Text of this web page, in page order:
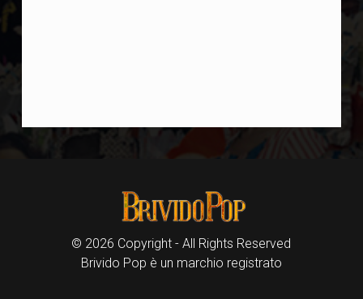
© 2026 Copyright - All Rights Reserved
Brivido Pop è un marchio registrato